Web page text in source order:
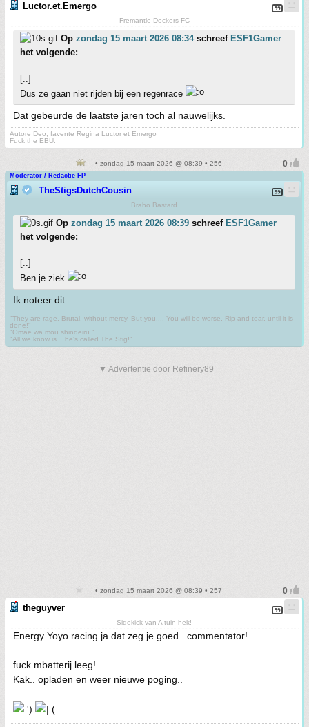
Luctor.et.Emergo
Fremantle Dockers FC
Op zondag 15 maart 2026 08:34schreef ESF1Gamer
het volgende:
[..]
Dus ze gaan niet rijden bij een regenrace
Dat gebeurde de laatste jaren toch al nauwelijks.
Autore Deo, favente Regina Luctor et Emergo
Fuck the EBU.
• zondag 15 maart 2026 @ 08:39 • 256
Moderator / Redactie FP
TheStigsDutchCousin
Brabo Bastard
Op zondag 15 maart 2026 08:39 schreef ESF1Gamer
het volgende:
[..]
Ben je ziek
Ik noteer dit.
"They are rage. Brutal, without mercy. But you.... You will be worse. Rip and tear, until it is
done!"
"Omae wa mou shindeiru."
"All we know is... he's called The Stig!"
▼ Advertentie door Refinery89
• zondag 15 maart 2026 @ 08:39 • 257
theguyver
Sidekick van A tuin-hek!
Energy Yoyo racing ja dat zeg je goed.. commentator!
fuck mbatterij leeg!
Kak.. opladen en weer nieuwe poging..